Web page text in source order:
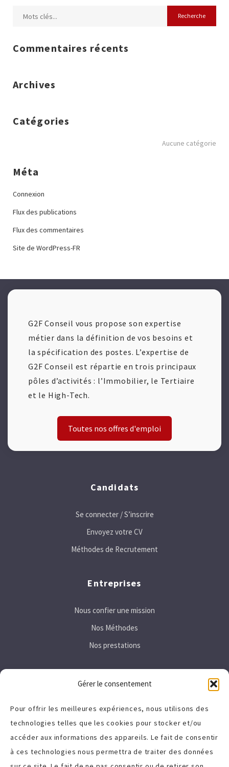
Gérer le consentement
Pour offrir les meilleures expériences, nous utilisons des
technologies telles que les cookies pour stocker et/ou
accéder aux informations des appareils. Le fait de consentir
à ces technologies nous permettra de traiter des données
Commentaires récents
Archives
Catégories
Aucune catégorie
Méta
Connexion
Flux des publications
Flux des commentaires
Site de WordPress-FR
G2F Conseil vous propose son expertise
métier dans la définition de vos besoins et
la spécification des postes. L’expertise de
G2F Conseil est répartie en trois principaux
pôles d’activités : l’Immobilier, le Tertiaire
et le High-Tech.
Toutes nos offres d'emploi
Candidats
Se connecter / S’inscrire
Envoyez votre CV
Méthodes de Recrutement
Entreprises
Nous confier une mission
Nos Méthodes
Nos prestations
Secteurs
Immobilier
Tertiaire
High-Tech